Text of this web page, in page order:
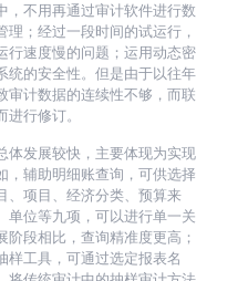
，不用再通过审计软件进行数
；经过一段时间的试运行，
行速度慢的问题；运用动态密
统的安全性。但是由于以往年
审计数据的连续性不够，而联
行修订。
体发展较快，主要体现为实现
，辅助明细账查询，可供选择
、项目、经济分类、预算来
单位等九项，可以进行单一关
段相比，查询精准度更高；
样工具，可通过选定报表名